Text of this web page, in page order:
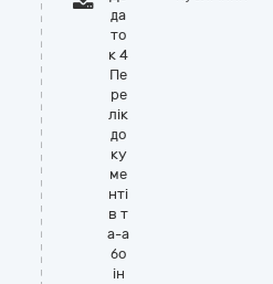
да
то
к 4
Пе
ре
лік
до
ку
ме
нті
в т
а-а
бо
ін